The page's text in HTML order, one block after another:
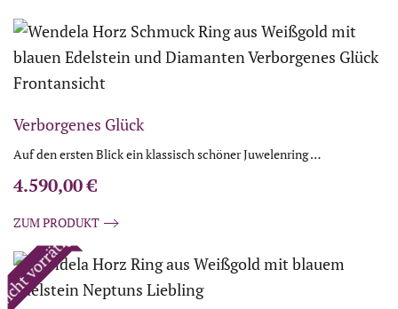
Verborgenes Glück
Auf den ersten Blick ein klassisch schöner Juwelenring …
4.590,00€
ZUM PRODUKT
vorrätig